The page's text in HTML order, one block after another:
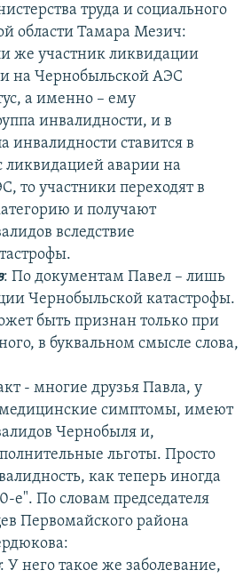
труда и социального
области Тамара Мезич:
же участник ликвидации
на Чернобыльской АЭС
а именно – ему
инвалидности, и в
инвалидности ставится в
ликвидацией аварии на
то участники переходят в
и получают
вследствие
: По документам Павел – лишь
Чернобыльской катастрофы.
быть признан только при
в буквальном смысле слова,
- многие друзья Павла, у
симптомы, имеют
Чернобыля и,
льготы. Просто
как теперь иногда
е". По словам председателя
Первомайского района
: У него такое же заболевание,